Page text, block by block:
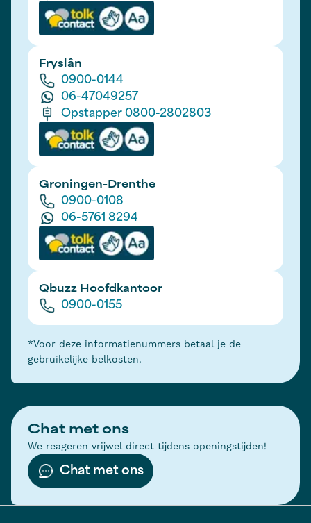
Fryslân
0900-0144
06-47049257
Opstapper 0800-2802803
Groningen-Drenthe
0900-0108
06-5761 8294
Qbuzz Hoofdkantoor
0900-0155
*Voor deze informatienummers betaal je de
gebruikelijke belkosten.
Chat met ons
We reageren vrijwel direct tijdens openingstijden!
Chat met ons